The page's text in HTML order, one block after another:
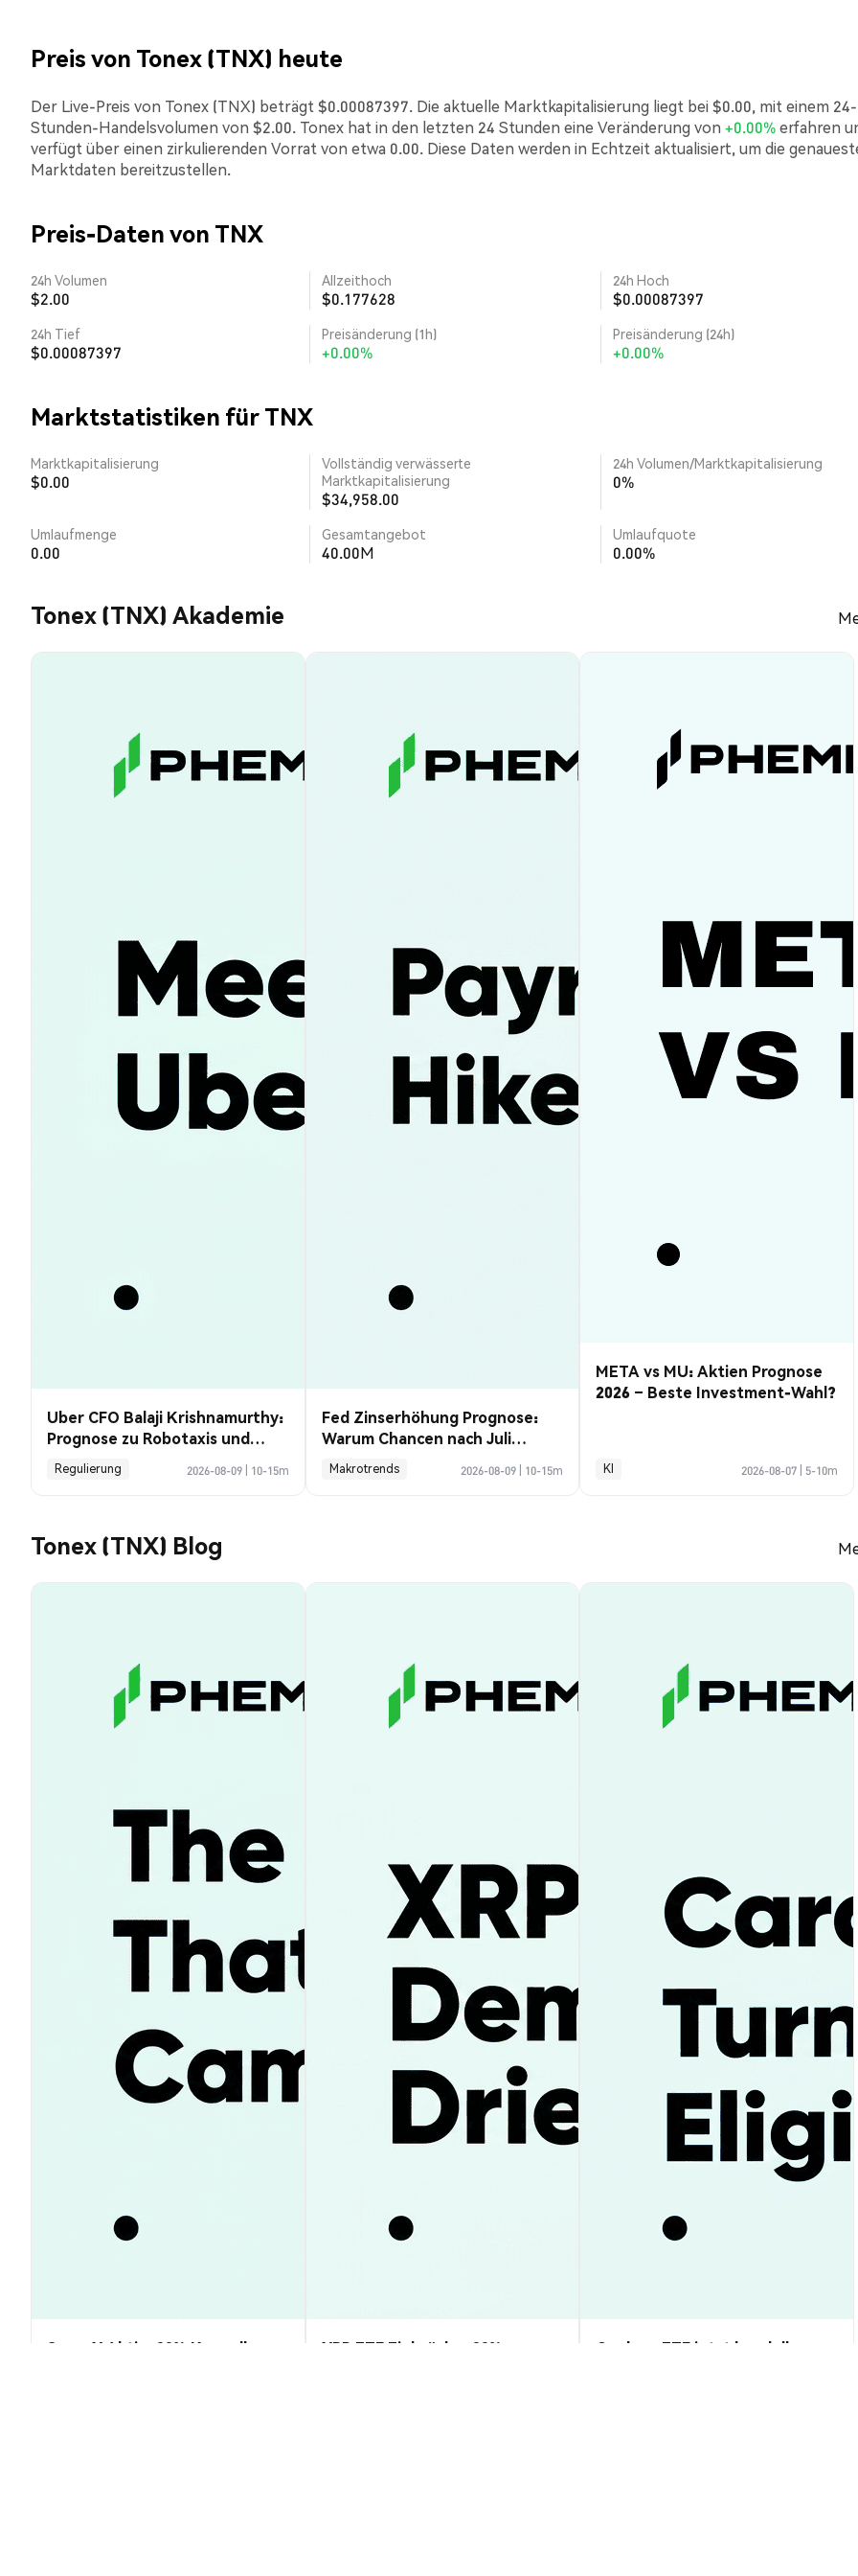
Preis von Tonex (TNX) heute
Der Live-Preis von Tonex (TNX) beträgt $0.00087397. Die aktuelle Marktkapitalisierung liegt bei $0.00, mit einem 24-
Stunden-Handelsvolumen von $2.00. Tonex hat in den letzten 24 Stunden eine Veränderung von +0.00%erfahren
verfügt über einen zirkulierenden Vorrat von etwa 0.00. Diese Daten werden in Echtzeit aktualisiert, um die
Marktdaten bereitzustellen.
Preis-Daten von TNX
24h Volumen
$2.00
Allzeithoch
$0.177628
24h Hoch
$0.00087397
24h Tief
$0.00087397
Preisänderung (1h)
+0.00%
Preisänderung (24h)
+0.00%
Marktstatistiken für TNX
Marktkapitalisierung
$0.00
Vollständig verwässerte
Marktkapitalisierung
$34,958.00
24h Volumen/Marktkapitalisierung
0%
Umlaufmenge
0.00
Gesamtangebot
40.00M
Umlaufquote
0.00%
Tonex (TNX) Akademie
Uber CFO Balaji Krishnamurthy:
Prognose zu Robotaxis und
Krypto
Regulierung 2026-08-09 10-15m
Fed Zinserhöhung Prognose:
Warum Chancen nach Juli
Payrolls sanken
Makrotrends 2026-08-09 10-15m
META vs MU: Aktien Prognose
2026 – Beste Investment-Wahl?
KI 2026-08-07 5-10m
Tonex (TNX) Blog
SpaceX Aktie: 23% Kursrally
XRP ETF Einbrüche: 93%
Cardano ETF jetzt handelbar: